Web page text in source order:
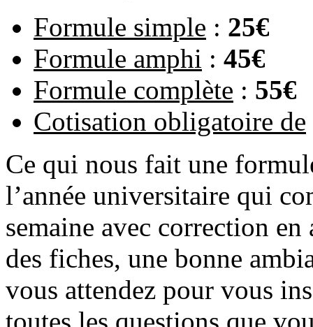
Formule simple : 25€
Formule amphi : 45€
Formule complète : 55€
Cotisation obligatoire de
Ce qui nous fait une
l’année universitaire qui
semaine avec correction
des fiches, une bonne
vous attendez pour vous